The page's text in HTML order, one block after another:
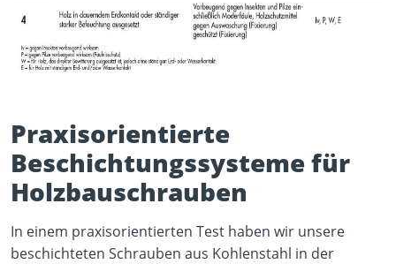
Praxisorientierte
Beschichtungssysteme für
Holzbauschrauben
In einem praxisorientierten Test haben wir unsere
beschichteten Schrauben aus Kohlenstahl in der